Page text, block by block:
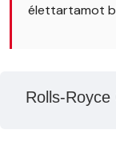
élettartamot
Rolls-Royce